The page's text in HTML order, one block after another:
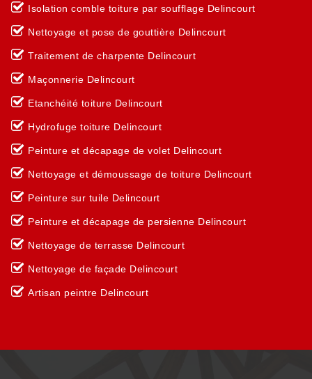
Isolation comble toiture par soufflage Delincourt
Nettoyage et pose de gouttière Delincourt
Traitement de charpente Delincourt
Maçonnerie Delincourt
Etanchéité toiture Delincourt
Hydrofuge toiture Delincourt
Peinture et décapage de volet Delincourt
Nettoyage et démoussage de toiture Delincourt
Peinture sur tuile Delincourt
Peinture et décapage de persienne Delincourt
Nettoyage de terrasse Delincourt
Nettoyage de façade Delincourt
Artisan peintre Delincourt